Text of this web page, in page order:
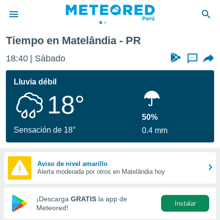
de
ha sido
para
que se
calidad.
a este
las
y
forma
digital
basada
Tiempo en Matelândia - PR
18:40 Sábado ...
Lluvia débil
18°
Sensación de 18°
50%
0.4 mm
Aviso de nivel amarillo
Alerta moderada por otros en Matelândia hoy
¡Descarga GRATIS la app de
Meteored!
Instalar